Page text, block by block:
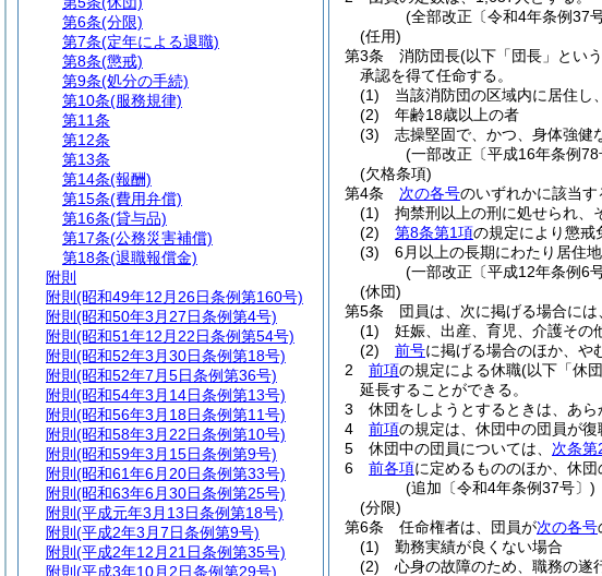
(全部改正〔令和4年条例37
(任用)
第3条
消防団長(以下「団長」とい
承認を得て任命する。
(1)
当該消防団の区域内に居住し
(2)
年齢18歳以上の者
(3)
志操堅固で、かつ、身体強健
(一部改正〔平成16年条例
(欠格条項)
第4条
次の各号のいずれかに該当す
(1)
拘禁刑以上の刑に処せられ、
(2)
第8条第1項の規定により懲戒
(3)
6月以上の長期にわたり居住
(一部改正〔平成12年条例6
(休団)
第5条
団員は、次に掲げる場合に
(1)
妊娠、出産、育児、介護その
(2)
前号に掲げる場合のほか、や
2
前項の規定による休職(以下「休
延長することができる。
3
休団をしようとするときは、あ
4
前項の規定は、休団中の団員が復
5
休団中の団員については、 次条
6
前各項に定めるもののほか、休団
(追加〔令和4年条例37号〕)
(分限)
第6条
任命権者は、団員が次の各号
(1)
勤務実績が良くない場合
(2)
心身の故障のため、職務の遂
第6条(分限)
第7条(定年による退職)
第8条(懲戒)
第9条(処分の手続)
第10条(服務規律)
第11条
第12条
第13条
第14条(報酬)
第15条(費用弁償)
第16条(貸与品)
第17条(公務災害補償)
第18条(退職報償金)
附則
附則 (昭和49年12月26日条例第160号)
附則 (昭和50年3月27日条例第4号)
附則 (昭和51年12月22日条例第54号)
附則 (昭和52年3月30日条例第18号)
附則 (昭和52年7月5日条例第36号)
附則 (昭和54年3月14日条例第13号)
附則 (昭和56年3月18日条例第11号)
附則 (昭和58年3月22日条例第10号)
附則 (昭和59年3月15日条例第9号)
附則 (昭和61年6月20日条例第33号)
附則 (昭和63年6月30日条例第25号)
附則 (平成元年3月13日条例第18号)
附則 (平成2年3月7日条例第9号)
附則 (平成2年12月21日条例第35号)
附則 (平成3年10月2日条例第29号)